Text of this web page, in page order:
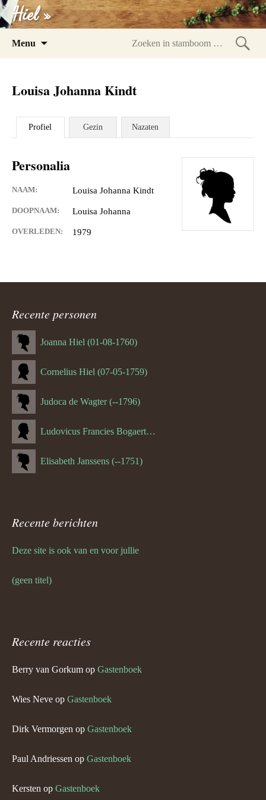
Hiel »
Menu
Louisa Johanna Kindt
Profiel Gezin Nazaten
Personalia
NAAM: Louisa Johanna Kindt
DOOPNAAM: Louisa Johanna
OVERLEDEN: 1979
Recente personen
Joanna Hiel (01-08-1760)
Cornelius Hiel (07-05-1759)
Judoca de Wagter (--1796)
Ludovicus Francies Bogaert (--1825)
Elisabeth Janssens (--1751)
Recente berichten
Deze site is ook van en voor jullie
(geen titel)
Recente reacties
Berry van Gorkum op Gastenboek
Wies Neve op Gastenboek
Dirk Vermorgen op Gastenboek
Paul Andriessen op Gastenboek
Kersten op Gastenboek